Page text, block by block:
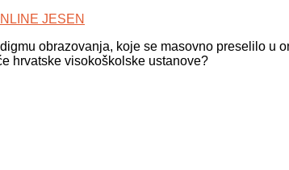
obrazovanja, koje se masovno preselilo u
hrvatske visokoškolske ustanove?